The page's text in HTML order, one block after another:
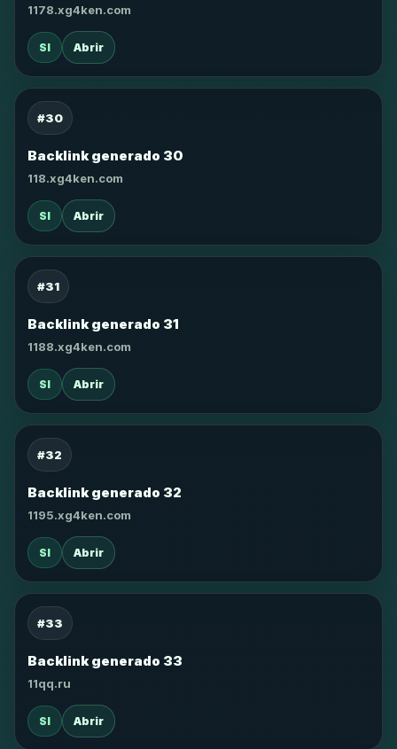
1178.xg4ken.com
SI Abrir
#30
Backlink generado 30
118.xg4ken.com
SI Abrir
#31
Backlink generado 31
1188.xg4ken.com
SI Abrir
#32
Backlink generado 32
1195.xg4ken.com
SI Abrir
#33
Backlink generado 33
11qq.ru
SI Abrir